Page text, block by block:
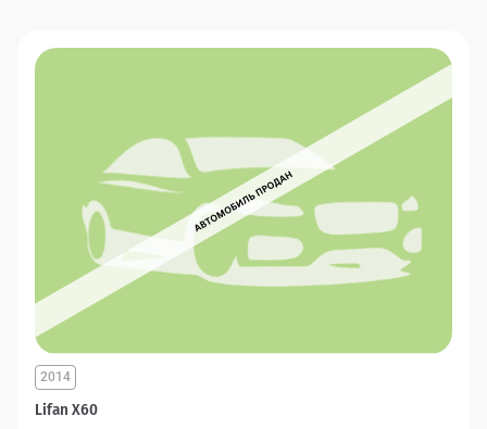
Lifan X60
2014